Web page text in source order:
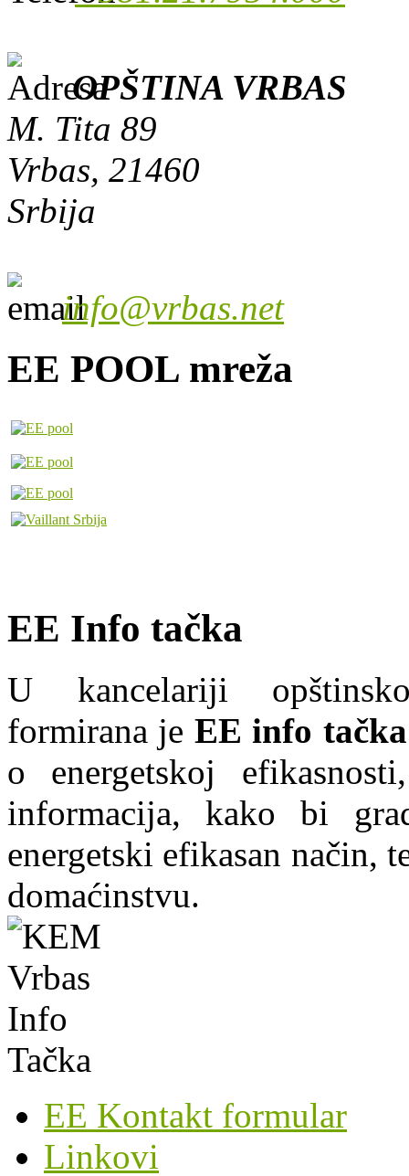
OPŠTINA VRBAS
M. Tita 89
Vrbas, 21460
Srbija
info@vrbas.net
EE POOL mreža
EE Info tačka
U kancelariji
formirana je EE info tačka
o energetskoj
informacija, kako bi
energetski efikasan način,
domaćinstvu.
EE Kontakt formular
Linkovi